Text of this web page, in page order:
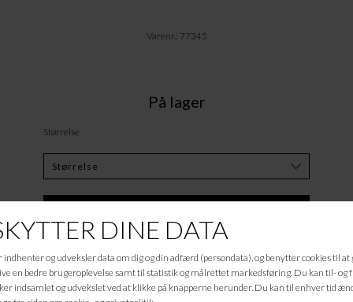
Varenr.: 77345
På lager
Størrelse
Beskrivelse